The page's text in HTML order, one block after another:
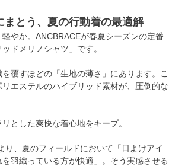
とう、夏の行動着の最適解
やか。ANCBRACEが春夏シーズンの定番
ドメリノシャツ」です。
覆すほどの「生地の薄さ」にあります。こ
エステルのハイブリッド素材が、圧倒的な
とした爽快な着心地をキープ。
り、夏のフィールドにおいて「日よけアイ
羽織っている方が快適」。そう実感させる